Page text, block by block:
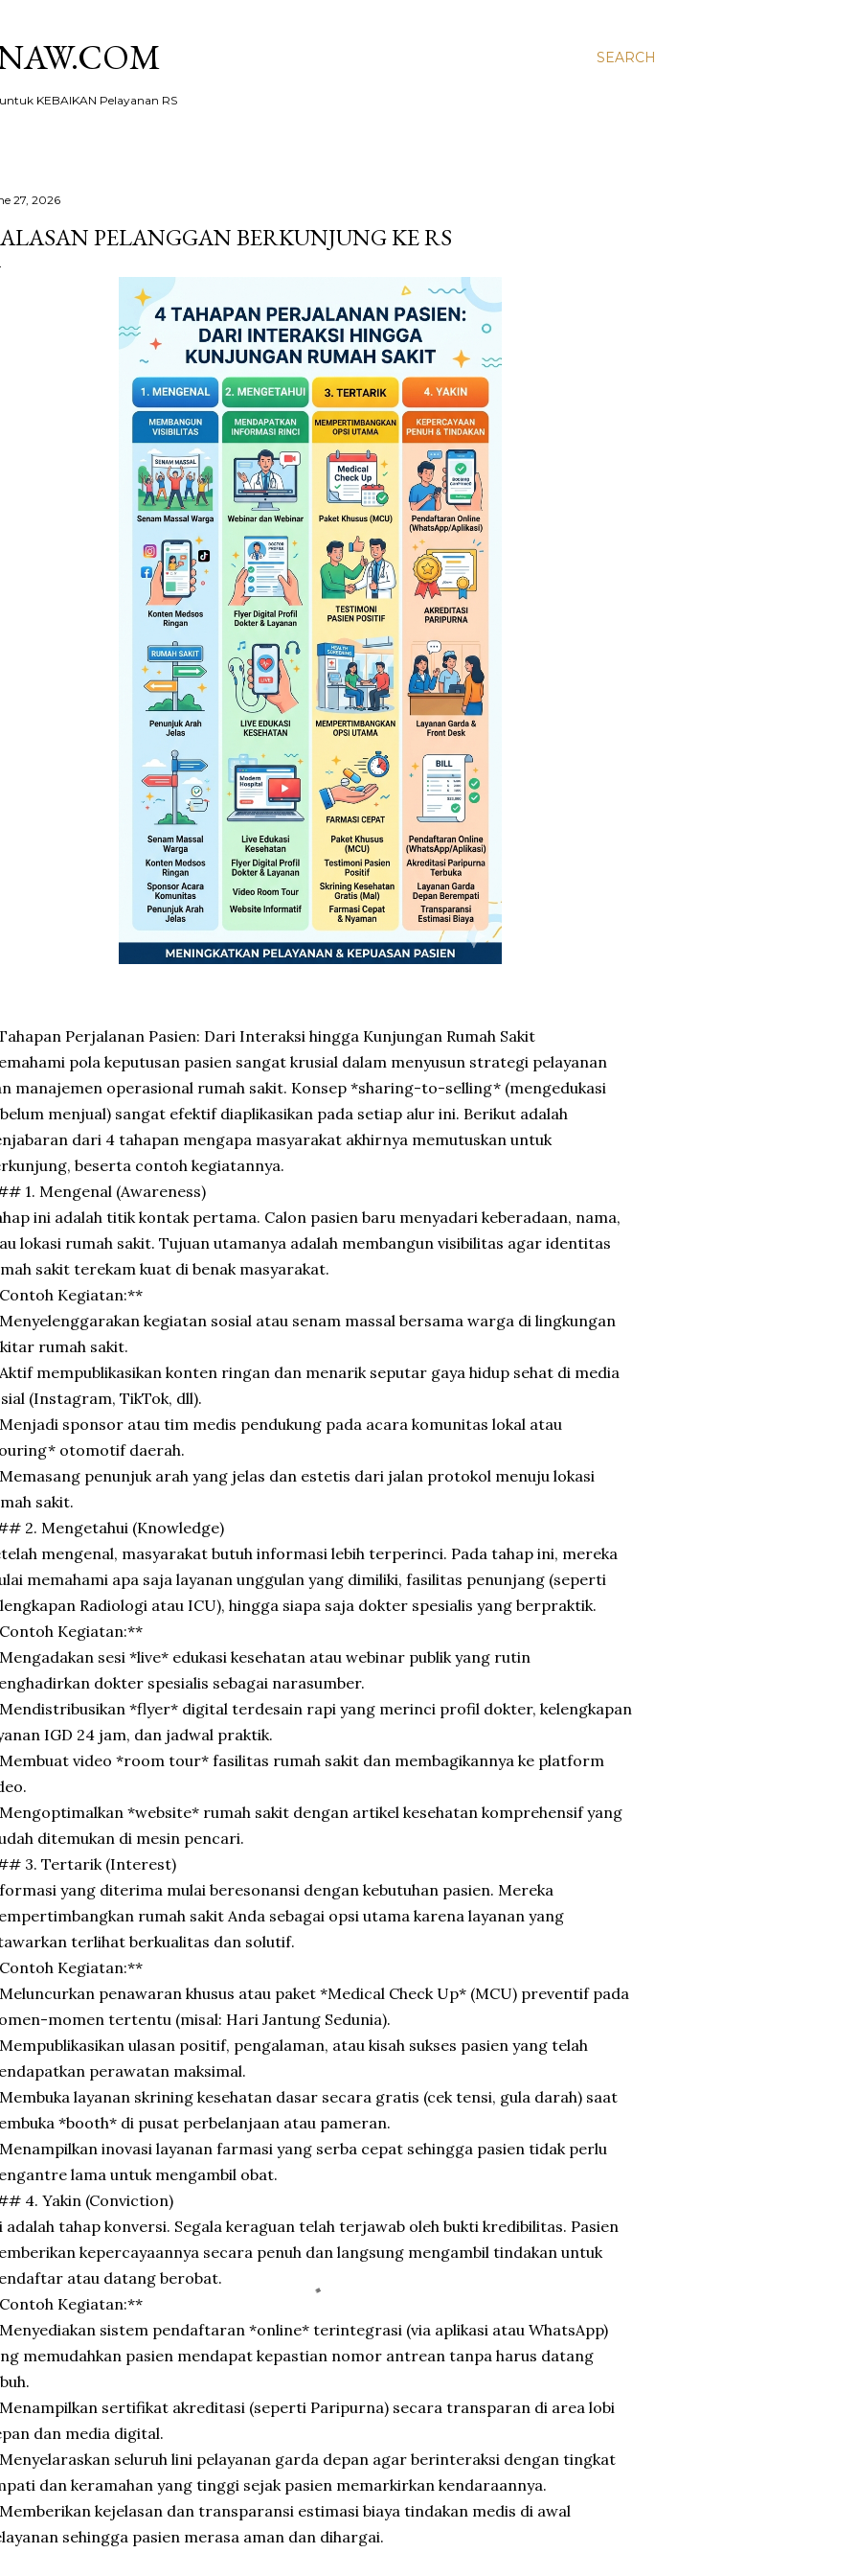
SEARCH
KEBAIKAN Pelayanan RS
27, 2026
PELANGGAN BERKUNJUNG KE RS
Perjalanan Pasien: Dari Interaksi hingga Kunjungan Rumah Sakit
pola keputusan pasien sangat krusial dalam menyusun strategi pelayanan
manajemen operasional rumah sakit. Konsep *sharing-to-selling* (mengedukasi
menjual) sangat efektif diaplikasikan pada setiap alur ini. Berikut adalah
dari 4 tahapan mengapa masyarakat akhirnya memutuskan untuk
beserta contoh kegiatannya.
1. Mengenal (Awareness)
ini adalah titik kontak pertama. Calon pasien baru menyadari keberadaan, nama,
lokasi rumah sakit. Tujuan utamanya adalah membangun visibilitas agar identitas
sakit terekam kuat di benak masyarakat.
Kegiatan:**
kegiatan sosial atau senam massal bersama warga di lingkungan
rumah sakit.
mempublikasikan konten ringan dan menarik seputar gaya hidup sehat di media
(Instagram, TikTok, dll).
sponsor atau tim medis pendukung pada acara komunitas lokal atau
otomotif daerah.
penunjuk arah yang jelas dan estetis dari jalan protokol menuju lokasi
sakit.
2. Mengetahui (Knowledge)
mengenal, masyarakat butuh informasi lebih terperinci. Pada tahap ini, mereka
memahami apa saja layanan unggulan yang dimiliki, fasilitas penunjang (seperti
Radiologi atau ICU), hingga siapa saja dokter spesialis yang berpraktik.
Kegiatan:**
sesi *live* edukasi kesehatan atau webinar publik yang rutin
dokter spesialis sebagai narasumber.
*flyer* digital terdesain rapi yang merinci profil dokter, kelengkapan
IGD 24 jam, dan jadwal praktik.
video *room tour* fasilitas rumah sakit dan membagikannya ke platform
*website* rumah sakit dengan artikel kesehatan komprehensif yang
ditemukan di mesin pencari.
3. Tertarik (Interest)
yang diterima mulai beresonansi dengan kebutuhan pasien. Mereka
rumah sakit Anda sebagai opsi utama karena layanan yang
terlihat berkualitas dan solutif.
Kegiatan:**
penawaran khusus atau paket *Medical Check Up* (MCU) preventif pada
momen tertentu (misal: Hari Jantung Sedunia).
ulasan positif, pengalaman, atau kisah sukses pasien yang telah
perawatan maksimal.
layanan skrining kesehatan dasar secara gratis (cek tensi, gula darah) saat
*booth* di pusat perbelanjaan atau pameran.
inovasi layanan farmasi yang serba cepat sehingga pasien tidak perlu
lama untuk mengambil obat.
4. Yakin (Conviction)
adalah tahap konversi. Segala keraguan telah terjawab oleh bukti kredibilitas. Pasien
kepercayaannya secara penuh dan langsung mengambil tindakan untuk
atau datang berobat.
Kegiatan:**
sistem pendaftaran *online* terintegrasi (via aplikasi atau WhatsApp)
memudahkan pasien mendapat kepastian nomor antrean tanpa harus datang
sertifikat akreditasi (seperti Paripurna) secara transparan di area lobi
dan media digital.
seluruh lini pelayanan garda depan agar berinteraksi dengan tingkat
dan keramahan yang tinggi sejak pasien memarkirkan kendaraannya.
kejelasan dan transparansi estimasi biaya tindakan medis di awal
sehingga pasien merasa aman dan dihargai.